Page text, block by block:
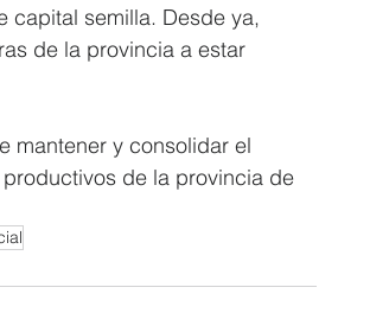
capital semilla. Desde ya,
de la provincia a estar
mantener y consolidar el
de la provincia de